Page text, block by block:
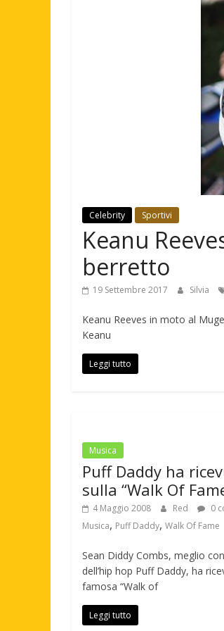
Celebrity Sportivi
Keanu
berretto
19 Settembre 2017 Silvia
Keanu Reeves in moto al
Keanu
Leggi tutto
Musica
Puff Daddy ha
sulla “Walk Of
4 Maggio 2008 Red 0
Musica, Puff Daddy, Walk Of Fame
Sean Diddy Combs, meglio
dell’hip hop Puff Daddy, ha
famosa “Walk of
Leggi tutto